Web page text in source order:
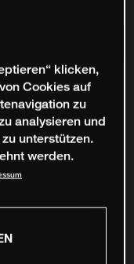
klicken,
Cookies auf
zu
analysieren und
unterstützen.
werden.